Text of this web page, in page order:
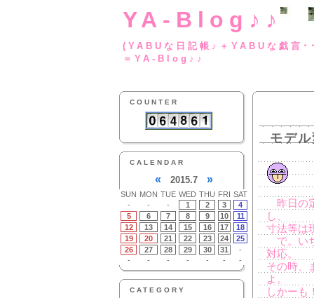
YA-Blog♪♪
(YABUな日記帳♪
＝YA-Blog♪♪
COUNTER
CALENDAR
« 2015.7 »
SUN MON TUE WED THU FRI SAT
-
- - 1 2 3
4
5
6 7 8 9 10
11
12
13 14 15 16 17
18
19
20 21 22 23 24
25
26
27 28 29 30 31
-
-
- - - - - -
CATEGORY
モデ
昨日の
し、
寸法等は
で。い
対応。
その時、
よ。
しかーも